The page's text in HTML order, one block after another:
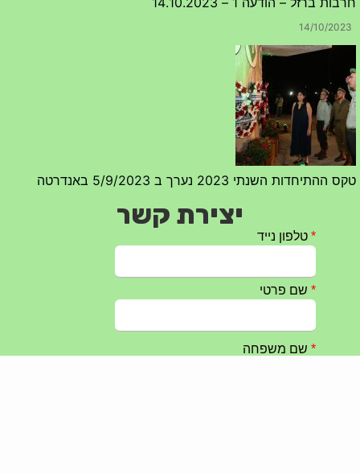
טקס ההתיחדות השנתי 2023 נערך ב 5/9/2023 באנדרטה
07/09/2023
מפגש דורות גדוד 50 – 12/9/2023 – הרשמה
20/07/2023
טקס ההתיחדות עם החללים לשנת 2025 – 10 יוני 2025
מופע הגבעטרון ב 10.10.2024 נדחה בשל המצב הבטחוני
יצירת קשר